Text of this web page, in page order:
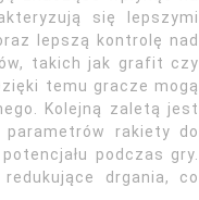
się lepszymi
lepszą kontrolę nad
takich jak grafit czy
temu gracze mogą
Kolejną zaletą jest
rakiety do
podczas gry.
drgania, co